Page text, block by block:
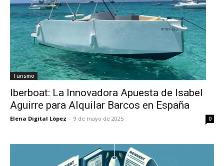
Turismo
Iberboat: La Innovadora Apuesta de Isabel
Aguirre para Alquilar Barcos en España
Elena Digital López - 9 de mayo de 2025 0